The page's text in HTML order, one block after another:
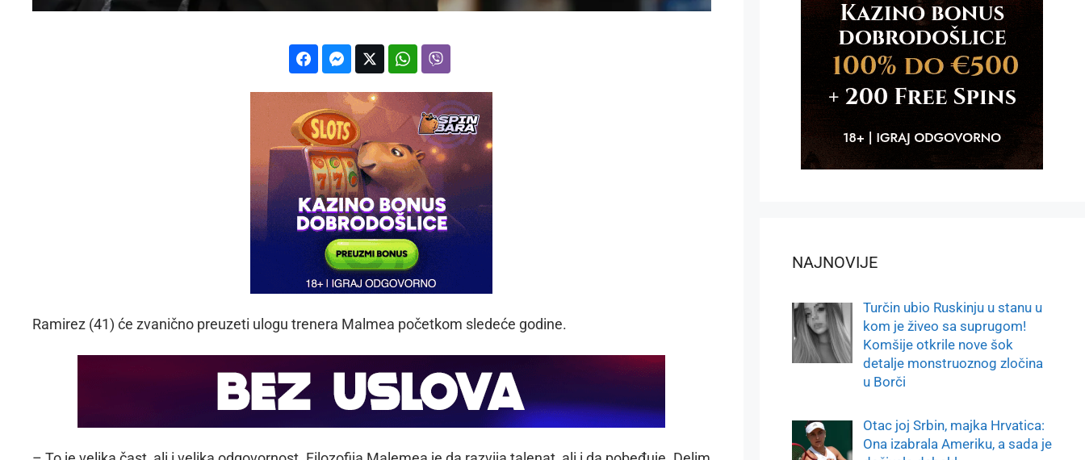
Ramirez (41) će zvanično preuzeti ulogu trenera Malmea početkom sledeće godine.
NAJNOVIJE
Turčin ubio Ruskinju u stanu u
kom je živeo sa suprugom!
Komšije otkrile nove šok
detalje monstruoznog zločina
u Borči
Otac joj Srbin, majka Hrvatica:
Ona izabrala Ameriku, a sada je